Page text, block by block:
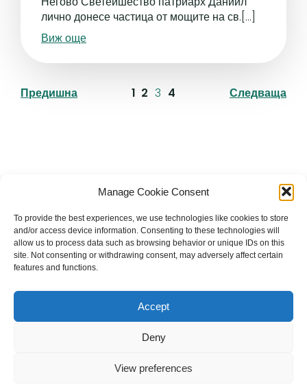
Manage Cookie Consent
To provide the best experiences, we use technologies like cookies to store
and/or access device information. Consenting to these technologies will
allow us to process data such as browsing behavior or unique IDs on this
site. Not consenting or withdrawing consent, may adversely affect certain
features and functions.
Accept
Deny
View preferences
лично донесе частица от мощите на св.[…]
Виж още
Предишна 1 2 3 4 Следваща
Българска православна църква "Св.
The Bulgarian Orthodox Community of St John of
Rila in London
Charity number: 1199201
© 2026 Българска православна църква “Св. Йоан Рилски”